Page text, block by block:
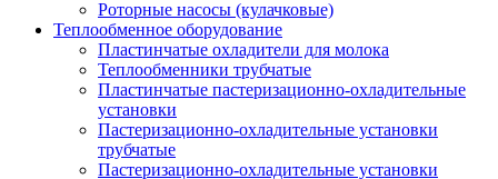
Роторные насосы (кулачковые)
Теплообменное оборудование
Пластинчатые охладители для молока
Теплообменники трубчатые
Пластинчатые пастеризационно-охладительные
установки
Пастеризационно-охладительные установки
трубчатые
Пастеризационно-охладительные установки